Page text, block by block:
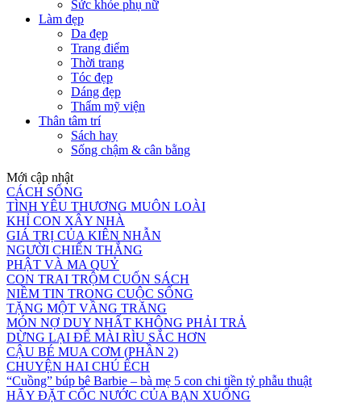
Sức khỏe phụ nữ
Làm đẹp
Da đẹp
Trang điểm
Thời trang
Tóc đẹp
Dáng đẹp
Thẩm mỹ viện
Thân tâm trí
Sách hay
Sống chậm & cân bằng
Mới cập nhật
CÁCH SỐNG
TÌNH YÊU THƯƠNG MUÔN LOÀI
KHỈ CON XÂY NHÀ
GIÁ TRỊ CỦA KIÊN NHẪN
NGƯỜI CHIẾN THẮNG
PHẬT VÀ MA QUỶ
CON TRAI TRỘM CUỐN SÁCH
NIỀM TIN TRONG CUỘC SỐNG
TẶNG MỘT VẦNG TRĂNG
MÓN NỢ DUY NHẤT KHÔNG PHẢI TRẢ
DỪNG LẠI ĐỂ MÀI RÌU SẮC HƠN
CẬU BÉ MUA CƠM (PHẦN 2)
CHUYỆN HAI CHÚ ẾCH
“Cuồng” búp bê Barbie – bà mẹ 5 con chi tiền tỷ phẫu thuật
HÃY ĐẶT CỐC NƯỚC CỦA BẠN XUỐNG